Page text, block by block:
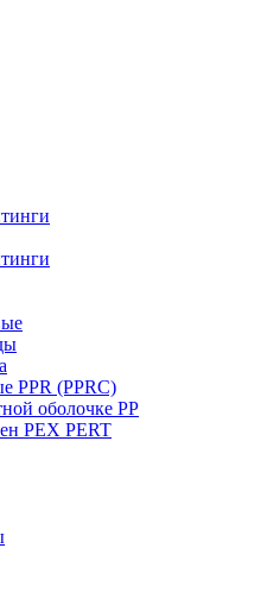
PPR (PPRC)
оболочке PP
PEX PERT